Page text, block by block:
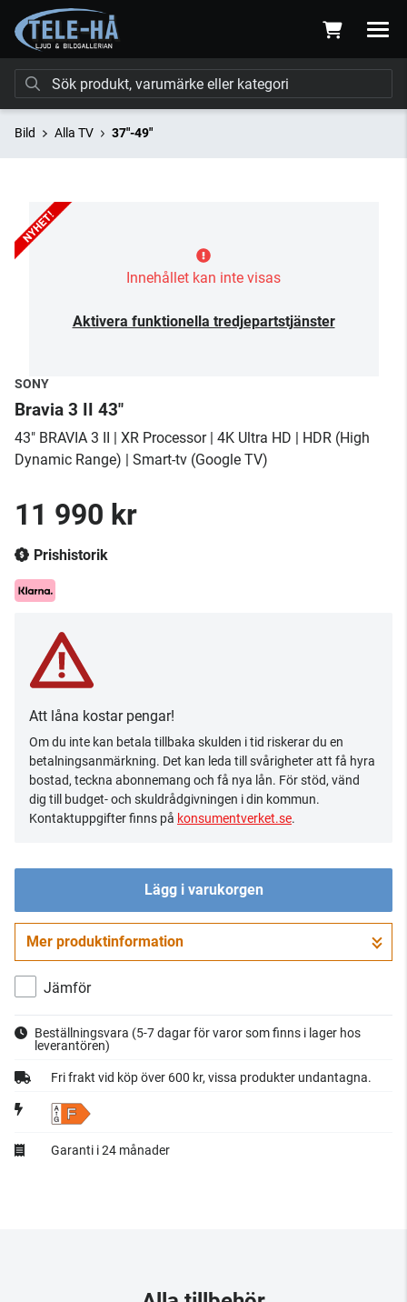
Bild Alla TV 37"-49"
Innehållet kan inte visas
Aktivera funktionella tredjepartstjänster
SONY
Bravia 3 II 43"
43" BRAVIA 3 II | XR Processor | 4K Ultra HD | HDR (High
Dynamic Range) | Smart-tv (Google TV)
11 990 kr
Prishistorik
Att låna kostar pengar!
Om du inte kan betala tillbaka skulden i tid riskerar du en
betalningsanmärkning. Det kan leda till svårigheter att få hyra
bostad, teckna abonnemang och få nya lån. För stöd, vänd
dig till budget- och skuldrådgivningen i din kommun.
Kontaktuppgifter finns på konsumentverket.se.
Lägg i varukorgen
Gå till kassan
Mer produktinformation
Jämför
Beställningsvara (5-7 dagar för varor som finns i lager hos
leverantören)
Fri frakt vid köp över 600 kr, vissa produkter undantagna.
F
Garanti i 24 månader